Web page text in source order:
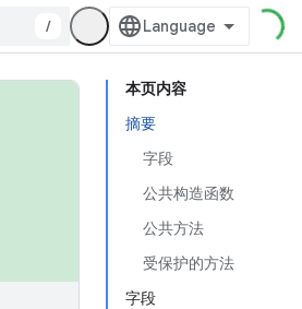
/
本页内容
摘要
字段
公共构造函数
公共方法
受保护的方法
字段